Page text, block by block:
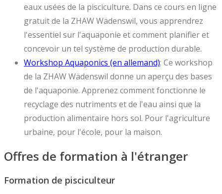
eaux usées de la pisciculture. Dans ce cours en ligne
gratuit de la ZHAW Wädenswil, vous apprendrez
l'essentiel sur l'aquaponie et comment planifier et
concevoir un tel système de production durable.
Workshop Aquaponics (en allemand): Ce workshop
de la ZHAW Wädenswil donne un aperçu des bases
de l'aquaponie. Apprenez comment fonctionne le
recyclage des nutriments et de l'eau ainsi que la
production alimentaire hors sol. Pour l'agriculture
urbaine, pour l'école, pour la maison.
Offres de formation à l'étranger
Formation de pisciculteur